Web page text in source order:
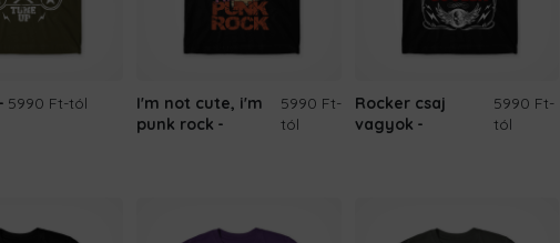
5990 Ft-tól
I'm not cute, i'm
punk rock
5990 Ft-
tól
Rocker csaj
vagyok
5990 Ft-
tól